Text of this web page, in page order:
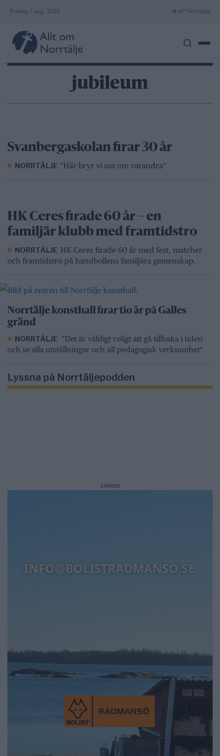
Skip
content
Fredag 7 aug. 2026 ☀️ 16° Norrtälje
jubileum
Svanbergaskolan firar 30 år
NORRTÄLJE "Här bryr vi oss om varandra"
HK Ceres firade 60 år – en
familjär klubb med framtidstro
NORRTÄLJE HK Ceres firade 60 år med fest, matcher
och framtidstro på handbollens familjära gemenskap.
Norrtälje konsthall firar tio år på Galles
gränd
NORRTÄLJE "Det är väldigt roligt att gå tillbaka i tiden
och se alla utställningar och all pedagogisk verksamhet"
Lyssna på Norrtäljepodden
ANNONS